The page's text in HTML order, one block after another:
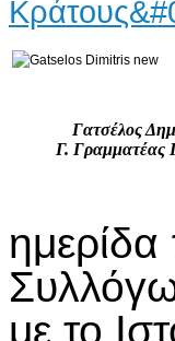
Γατσέλος
Γ.
με το